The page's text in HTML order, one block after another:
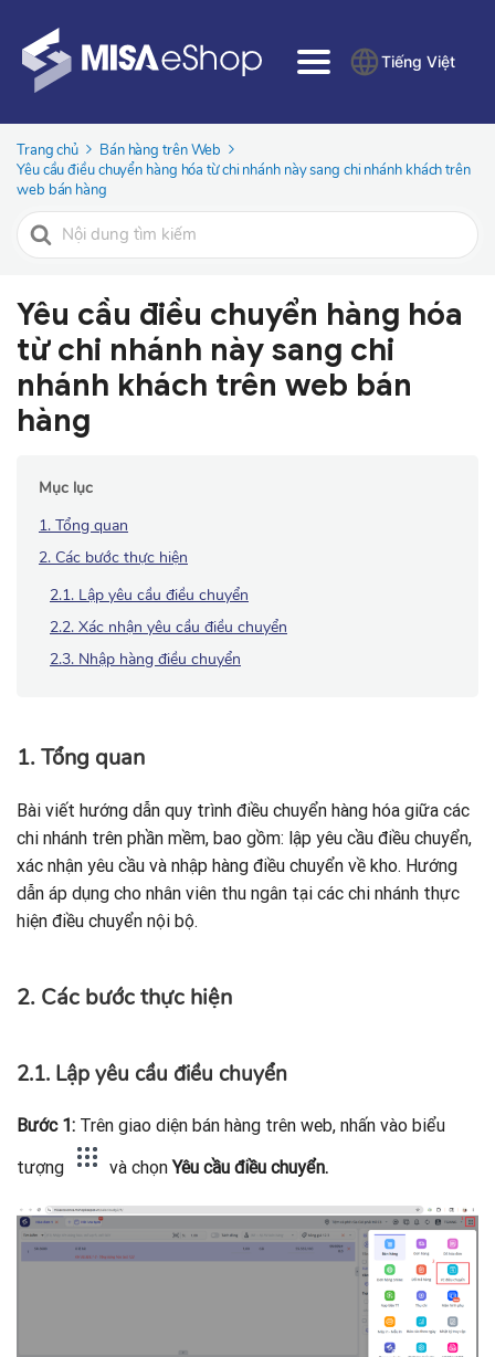
Tiếng Việt
Trang chủ
Bán hàng trên Web
Yêu cầu điều chuyển hàng hóa từ chi nhánh này sang chi nhánh khách trên
web bán hàng
Tìm
kiếm
Yêu cầu điều chuyển hàng hóa
từ chi nhánh này sang chi
nhánh khách trên web bán
hàng
Mục lục
1. Tổng quan
2. Các bước thực hiện
2.1. Lập yêu cầu điều chuyển
2.2. Xác nhận yêu cầu điều chuyển
2.3. Nhập hàng điều chuyển
1. Tổng quan
Bài viết hướng dẫn quy trình điều chuyển hàng hóa giữa các
chi nhánh trên phần mềm, bao gồm: lập yêu cầu điều chuyển,
xác nhận yêu cầu và nhập hàng điều chuyển về kho. Hướng
dẫn áp dụng cho nhân viên thu ngân tại các chi nhánh thực
hiện điều chuyển nội bộ.
2. Các bước thực hiện
2.1. Lập yêu cầu điều chuyển
Bước 1: Trên giao diện bán hàng trên web, nhấn vào biểu
tượng
và chọnYêu cầu điều chuyển.